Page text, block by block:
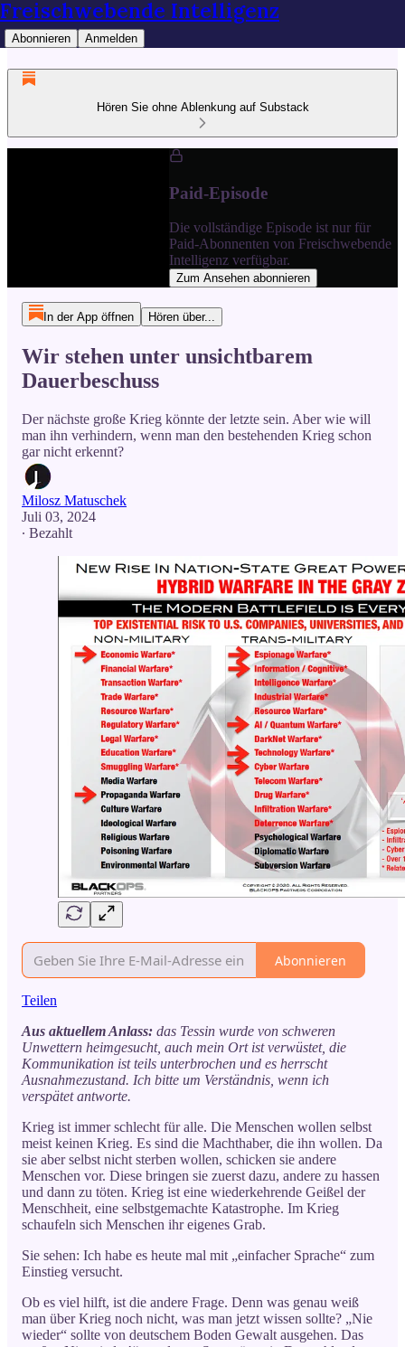
Freischwebende Intelligenz
Abonnieren Anmelden
Hören Sie ohne Ablenkung auf Substack
Paid-Episode
Die vollständige Episode ist nur für
Paid-Abonnenten von Freischwebende
Intelligenz verfügbar.
Zum Ansehen abonnieren
In der App öffnen Hören über...
Wir stehen unter unsichtbarem
Dauerbeschuss
Der nächste große Krieg könnte der letzte sein. Aber wie will
man ihn verhindern, wenn man den bestehenden Krieg schon
gar nicht erkennt?
Milosz Matuschek
Juli 03, 2024
∙ Bezahlt
Abonnieren
Teilen
Aus aktuellem Anlass: das Tessin wurde von schweren
Unwettern heimgesucht, auch mein Ort ist verwüstet, die
Kommunikation ist teils unterbrochen und es herrscht
Ausnahmezustand. Ich bitte um Verständnis, wenn ich
verspätet antworte.
Krieg ist immer schlecht für alle. Die Menschen wollen selbst
meist keinen Krieg. Es sind die Machthaber, die ihn wollen. Da
sie aber selbst nicht sterben wollen, schicken sie andere
Menschen vor. Diese bringen sie zuerst dazu, andere zu hassen
und dann zu töten. Krieg ist eine wiederkehrende Geißel der
Menschheit, eine selbstgemachte Katastrophe. Im Krieg
schaufeln sich Menschen ihr eigenes Grab.
Sie sehen: Ich habe es heute mal mit „einfacher Sprache“ zum
Einstieg versucht.
Ob es viel hilft, ist die andere Frage. Denn was genau weiß
man über Krieg noch nicht, was man jetzt wissen sollte? „Nie
wieder“ sollte von deutschem Boden Gewalt ausgehen. Das